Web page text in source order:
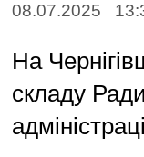
08.07.2025
На
складу